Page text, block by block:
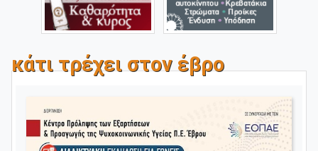
κάτι τρέχει στον έβρο